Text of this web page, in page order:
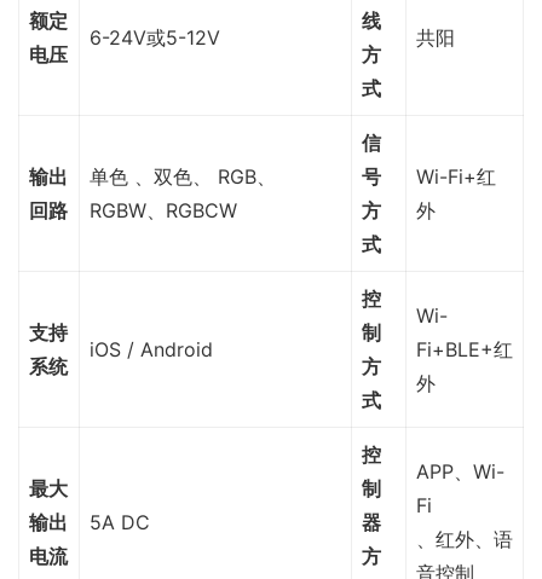
额定
电压
6-24V或5-12V
线
方
式
共阳
输出
回路
单色 、双色、 RGB、
RGBW、RGBCW
信
号
方
式
Wi-Fi+红
外
支持
系统
iOS / Android
控
制
方
式
Wi-
Fi+BLE+红
外
最大
输出
电流
5A DC
控
制
器
方
APP、Wi-
Fi
、红外、语
音控制